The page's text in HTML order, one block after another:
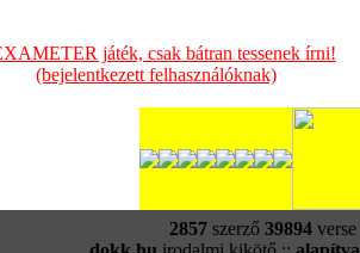
játék, csak bátran tessenek írni!
(bejelentkezett felhasználóknak)
2857szerző 39894verse